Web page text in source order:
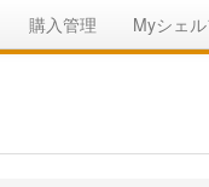
購入管理 Myシェ